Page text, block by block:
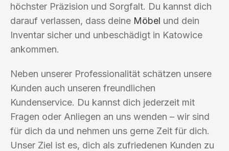
höchster Präzision und Sorgfalt. Du kannst dich
darauf verlassen, dass deine Möbel und dein
Inventar sicher und unbeschädigt in Katowice
ankommen.
Neben unserer Professionalität schätzen unsere
Kunden auch unseren freundlichen
Kundenservice. Du kannst dich jederzeit mit
Fragen oder Anliegen an uns wenden – wir sind
für dich da und nehmen uns gerne Zeit für dich.
Unser Ziel ist es, dich als zufriedenen Kunden zu